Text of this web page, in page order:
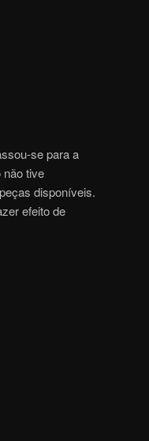
se para a
não tive
disponíveis.
efeito de